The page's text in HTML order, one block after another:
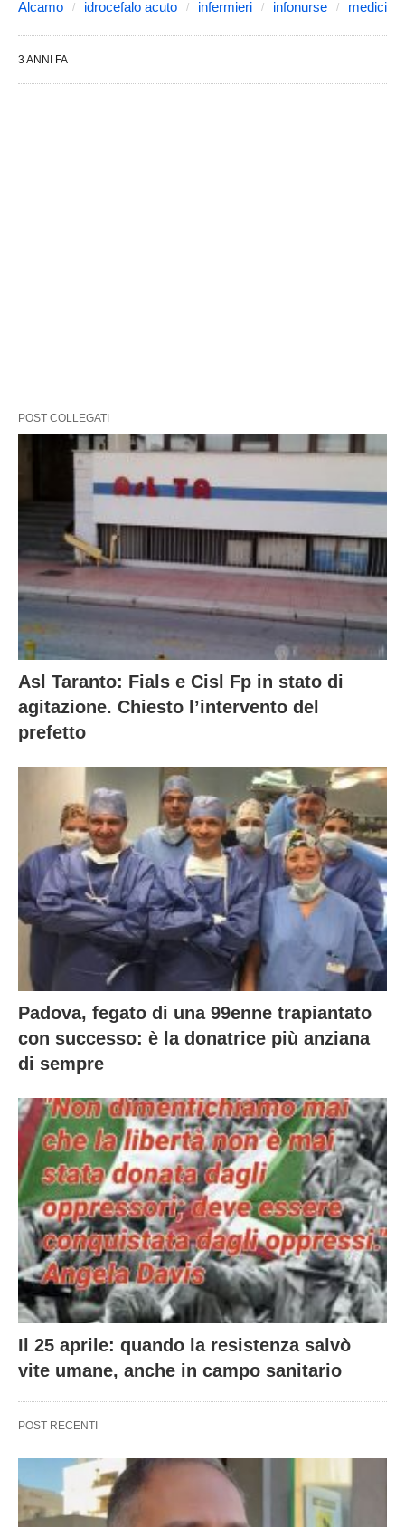
Alcamo idrocefalo acuto infermieri infonurse medici
3 ANNI FA
POST COLLEGATI
Asl Taranto: Fials e Cisl Fp in stato di
agitazione. Chiesto l’intervento del
prefetto
Padova, fegato di una 99enne trapiantato
con successo: è la donatrice più anziana
di sempre
Il 25 aprile: quando la resistenza salvò
vite umane, anche in campo sanitario
POST RECENTI